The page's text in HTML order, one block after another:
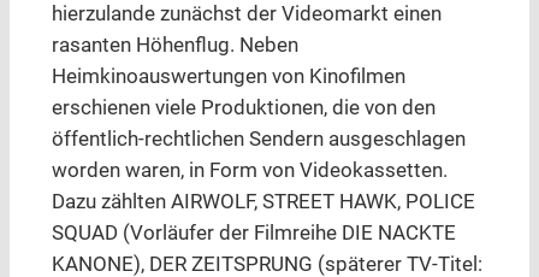
hierzulande zunächst der Videomarkt einen
rasanten Höhenflug. Neben
Heimkinoauswertungen von Kinofilmen
erschienen viele Produktionen, die von den
öffentlich-rechtlichen Sendern ausgeschlagen
worden waren, in Form von Videokassetten.
Dazu zählten AIRWOLF, STREET HAWK, POLICE
SQUAD (Vorläufer der Filmreihe DIE NACKTE
KANONE), DER ZEITSPRUNG (späterer TV-Titel: